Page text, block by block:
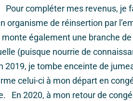
compléter mes revenus, je
organisme de réinsertion par
également une branche
(puisque nourrie de
je tombe enceinte de
celui-ci à mon départ en
En 2020, à mon retour de